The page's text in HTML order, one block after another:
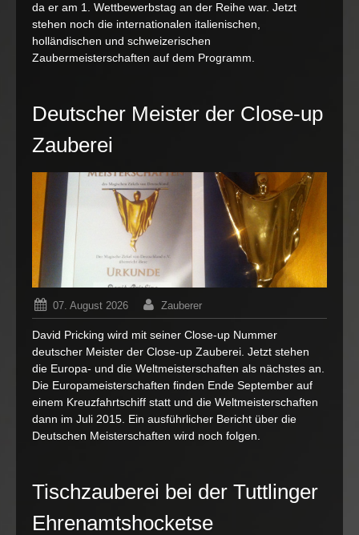
da er am 1. Wettbewerbstag an der Reihe war. Jetzt
stehen noch die internationalen italienischen,
holländischen und schweizerischen
Zaubermeisterschaften auf dem Programm.
Deutscher Meister der Close-up
Zauberei
07. August 2026 Zauberer
Allgemein,Close-up Zauberei
Kommentare deaktiviert
David Pricking wird mit seiner Close-up Nummer
deutscher Meister der Close-up Zauberei. Jetzt stehen
die Europa- und die Weltmeisterschaften als nächstes an.
Die Europameisterschaften finden Ende September auf
einem Kreuzfahrtschiff statt und die Weltmeisterschaften
dann im Juli 2015. Ein ausführlicher Bericht über die
Deutschen Meisterschaften wird noch folgen.
Tischzauberei bei der Tuttlinger
Ehrenamtshocketse